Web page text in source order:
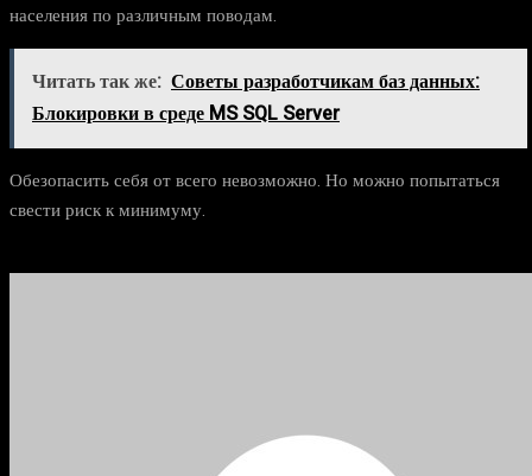
населения по различным поводам.
Читать так же: Советы разработчикам баз данных:
Блокировки в среде MS SQL Server
Обезопасить себя от всего невозможно. Но можно попытаться
свести риск к минимуму.